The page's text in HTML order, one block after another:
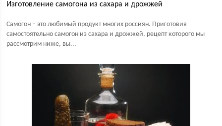
Изготовление самогона из сахара и дрожжей
Самогон – это любимый продукт многих россиян. Приготовив
самостоятельно самогон из сахара и дрожжей, рецепт которого мы
рассмотрим ниже, вы...